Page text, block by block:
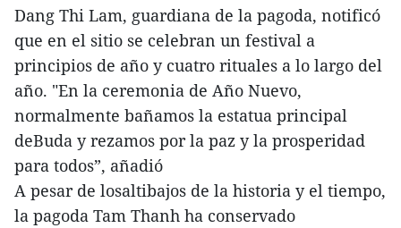
Dang Thi Lam, guardiana de la pagoda, notificó
que en el sitio se celebran un festival a
principios de año y cuatro rituales a lo largo del
año. "En la ceremonia de Año Nuevo,
normalmente bañamos la estatua principal
deBuda y rezamos por la paz y la prosperidad
para todos”, añadió
A pesar de losaltibajos de la historia y el tiempo,
la pagoda Tam Thanh ha conservado